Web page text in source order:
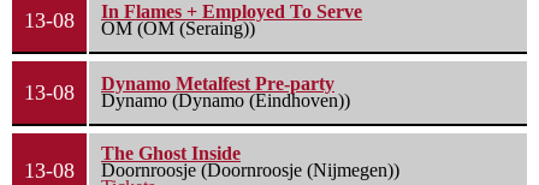
13-08
In Flames + Employed To Serve
OM (OM (Seraing))
13-08
Dynamo Metalfest Pre-party
Dynamo (Dynamo (Eindhoven))
13-08
The Ghost Inside
Doornroosje (Doornroosje (Nijmegen))